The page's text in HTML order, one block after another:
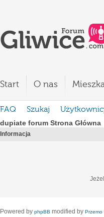
Start O nas
FAQ Szukaj
dupiate forum Strona Główna
Informacja
Powered by phpBB modified by Przemo